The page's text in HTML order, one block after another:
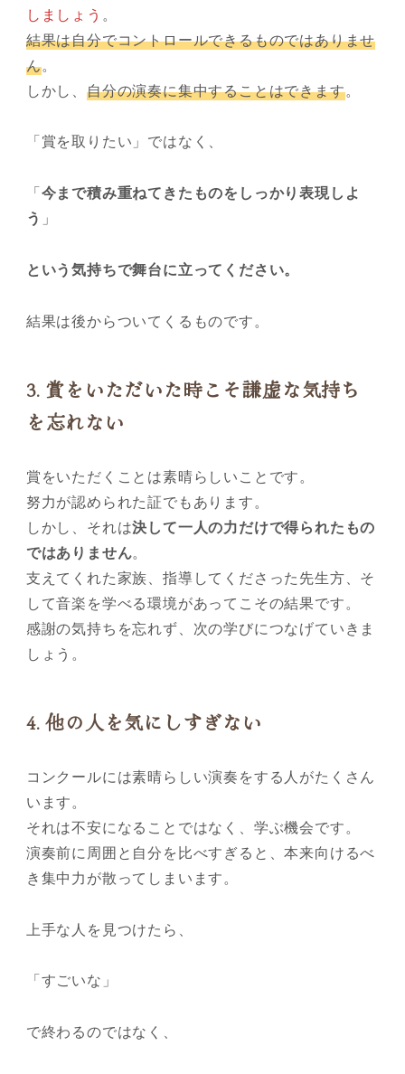
しましょう 。
結果は自分でコントロールできるものではありませ
ん。
しかし、 自分の演奏に集中することはできます。
「賞を取りたい」ではなく、
「今まで積み重ねてきたものをしっかり表現しよ
う 」
という気持ちで舞台に立ってください。
結果は後からついてくるものです。
3. 賞をいただいた時こそ謙虚な気持ち
を忘れない
賞をいただくことは素晴らしいことです。
努力が認められた証でもあります。
しかし、それは決して一人の力だけで得られたもの
ではありません。
支えてくれた家族、指導してくださった先生方、そ
して音楽を学べる環境があってこその結果です。
感謝の気持ちを忘れず、次の学びにつなげていきま
しょう。
4.他の人を気にしすぎない
コンクールには素晴らしい演奏をする人がたくさん
います。
それは不安になることではなく、学ぶ機会です。
演奏前に周囲と自分を比べすぎると、本来向けるべ
き集中力が散ってしまいます。
上手な人を見つけたら、
「すごいな」
で終わるのではなく、